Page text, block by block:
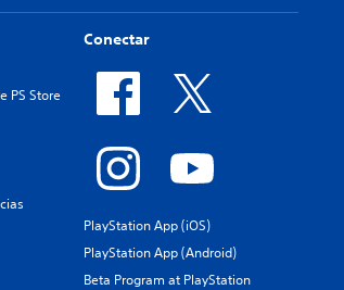
PS Store
Conectar
PlayStation App (iOS)
PlayStation App (Android)
Beta Program at PlayStation